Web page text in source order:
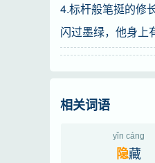
4.标杆般笔挺的修
闪过墨绿，他身上
相关词语
yǐn cáng
隐藏